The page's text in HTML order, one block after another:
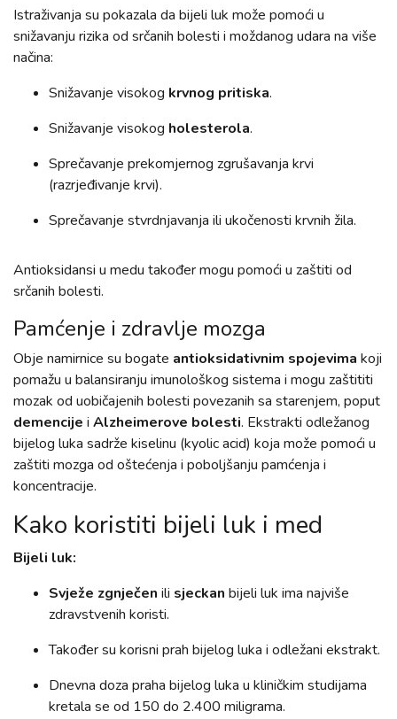
Istraživanja su pokazala da bijeli luk može pomoći u
snižavanju rizika od srčanih bolesti i moždanog udara na više
načina:
Snižavanje visokog krvnog pritiska.
Snižavanje visokog holesterola.
Sprečavanje prekomjernog zgrušavanja krvi
(razrjeđivanje krvi).
Sprečavanje stvrdnjavanja ili ukočenosti krvnih žila.
Antioksidansi u medu također mogu pomoći u zaštiti od
srčanih bolesti.
Pamćenje i zdravlje mozga
Obje namirnice su bogate antioksidativnim spojevima koji
pomažu u balansiranju imunološkog sistema i mogu zaštititi
mozak od uobičajenih bolesti povezanih sa starenjem, poput
demencije i Alzheimerove bolesti. Ekstrakti odležanog
bijelog luka sadrže kiselinu (kyolic acid) koja može pomoći u
zaštiti mozga od oštećenja i poboljšanju pamćenja i
koncentracije.
Kako koristiti bijeli luk i med
Bijeli luk:
Svježe zgnječen ili sjeckan bijeli luk ima najviše
zdravstvenih koristi.
Također su korisni prah bijelog luka i odležani ekstrakt.
Dnevna doza praha bijelog luka u kliničkim studijama
kretala se od 150 do 2.400 miligrama.